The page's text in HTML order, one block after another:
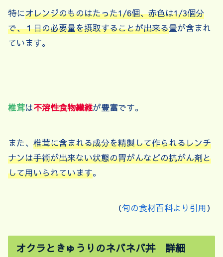
特にオレンジのものはたった1/6個、赤色は1/3個分
で、１日の必要量を摂取することが出来る量が含まれ
ています。
椎茸は不溶性食物繊維が豊富です。
また、 椎茸に含まれる成分を精製して作られるレンチ
ナンは手術が出来ない状態の胃がんなどの抗がん剤と
して用いられています。
（旬の食材百科より引用）
オクラときゅうりのネバネバ丼 詳細